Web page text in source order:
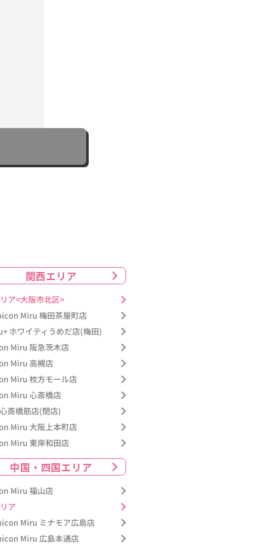
関西エリア
ア<大阪市北区>
Miru 梅田茶屋町店
ホワイティうめだ店(梅田)
Miru 阪急茨木店
Miru 高槻店
Miru 枚方モール店
Miru 心斎橋店
斎橋筋店(閉店)
Miru 大阪上本町店
Miru 東岸和田店
中国・四国エリア
Miru 福山店
ア
Miru ミナモア広島店
Miru 広島本通店